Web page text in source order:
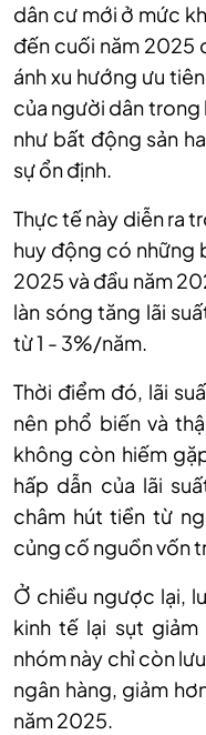
dân cư mới ở mức
đến cuối năm 2025
ánh xu hướng ưu
của người dân trong
như bất động sản
sự ổn định.
Thực tế này diễn ra
huy động có những
2025 và đầu năm
làn sóng tăng lãi
từ 1 - 3%/năm.
Thời điểm đó, lãi
nên phổ biến và
không còn hiếm
hấp dẫn của lãi
châm hút tiền từ
củng cố nguồn vốn
Ở chiều ngược lại,
kinh tế lại sụt
nhóm này chỉ còn
ngân hàng, giảm
năm 2025.